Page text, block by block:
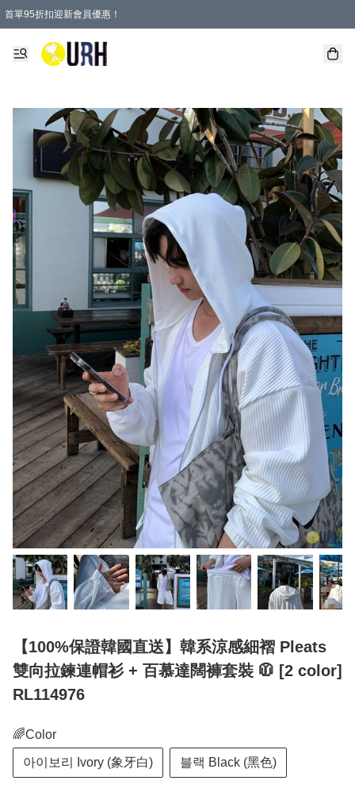
首單95折扣迎新會員優惠！
特選會員可享全單低至 95 折優惠！
單一訂單滿HKD600(澳門HKD800)包郵寄順豐送到家。
【100%保證韓國直送】韓系涼感細褶 Pleats
雙向拉鍊連帽衫 + 百慕達闊褲套裝 🧥 [2 color]
RL114976
🌈Color
아이보리 Ivory (象牙白) 블랙 Black (黑色)